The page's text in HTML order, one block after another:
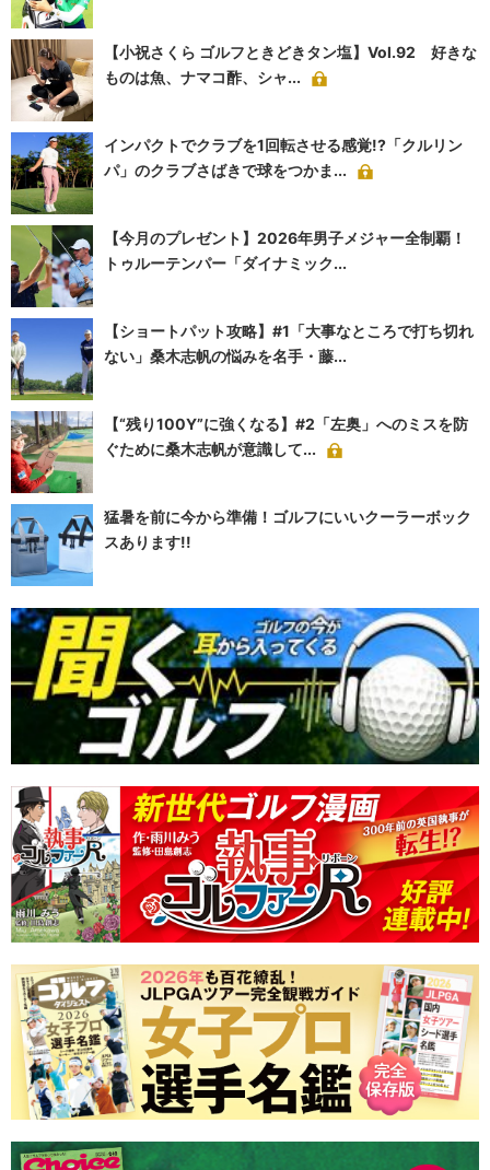
【小祝さくら ゴルフときどきタン塩】Vol.92 好きな
ものは魚、ナマコ酢、シャ...
インパクトでクラブを1回転させる感覚!?「クルリン
パ」のクラブさばきで球をつかま...
【今月のプレゼント】2026年男子メジャー全制覇！
トゥルーテンパー「ダイナミック...
【ショートパット攻略】#1「大事なところで打ち切れ
ない」桑木志帆の悩みを名手・藤...
【“残り100Y”に強くなる】#2「左奥」へのミスを防
ぐために桑木志帆が意識して...
猛暑を前に今から準備！ゴルフにいいクーラーボック
スあります!!